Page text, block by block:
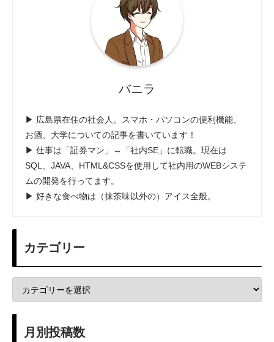
バニラ
▶ 広島県在住の社会人。スマホ・パソコンの便利機能、
お酒、大学についての記事を書いています！
▶ 仕事は「証券マン」→「社内SE」に転職。現在は
SQL、JAVA、HTML&CSSを使用して社内用のWEBシステ
ムの開発を行ってます。
▶ 好きな食べ物は（抹茶味以外の）アイス全般。
カテゴリー
月別投稿数